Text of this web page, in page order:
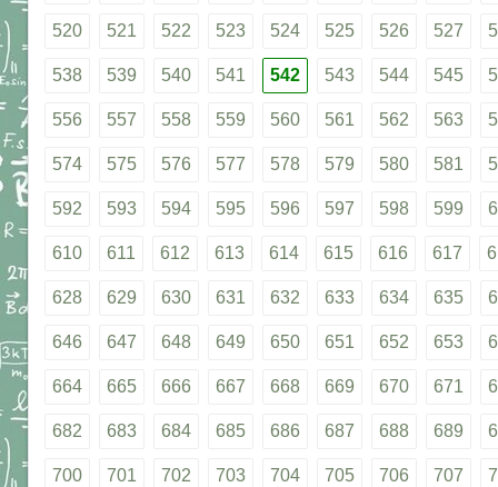
520 521 522 523 524 525 526 527
538 539 540 541 542 543 544 545
556 557 558 559 560 561 562 563
574 575 576 577 578 579 580 581
592 593 594 595 596 597 598 599
610 611 612 613 614 615 616 617
628 629 630 631 632 633 634 635
646 647 648 649 650 651 652 653
664 665 666 667 668 669 670 671
682 683 684 685 686 687 688 689
700 701 702 703 704 705 706 707